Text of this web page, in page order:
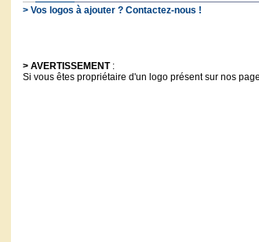
> Vos logos à ajouter ? Contactez-nous !
> AVERTISSEMENT:
Si vous êtes propriétaire d'un logo présent sur nos